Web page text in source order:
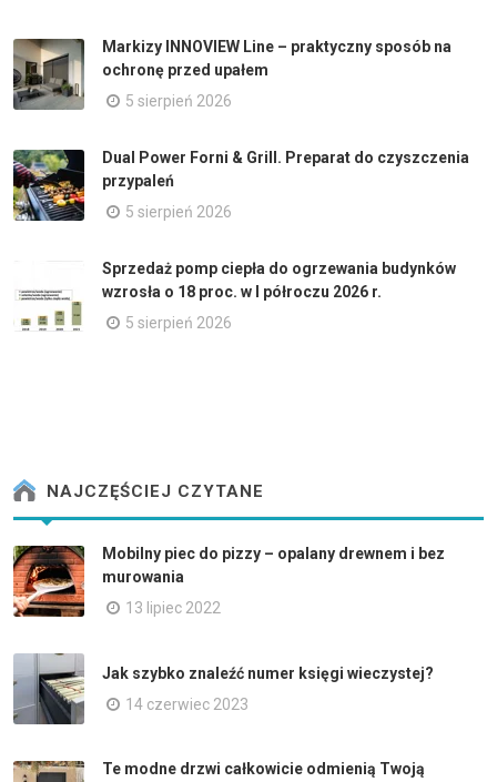
Markizy INNOVIEW Line – praktyczny sposób na
ochronę przed upałem
5 sierpień 2026
Dual Power Forni & Grill. Preparat do czyszczenia
przypaleń
5 sierpień 2026
Sprzedaż pomp ciepła do ogrzewania budynków
wzrosła o 18 proc. w I półroczu 2026 r.
5 sierpień 2026
NAJCZĘŚCIEJ CZYTANE
Mobilny piec do pizzy – opalany drewnem i bez
murowania
13 lipiec 2022
Jak szybko znaleźć numer księgi wieczystej?
14 czerwiec 2023
Te modne drzwi całkowicie odmienią Twoją